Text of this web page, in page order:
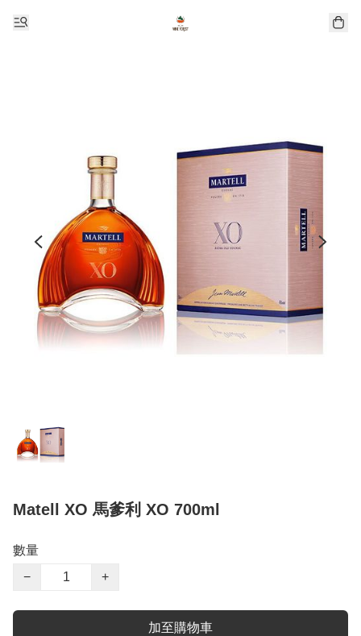
Matell XO 馬爹利 XO 700ml
數量
−
+
加至購物車